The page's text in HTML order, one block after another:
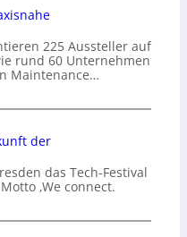
225 Aussteller auf
rund 60 Unternehmen
Maintenance…
der
das Tech-Festival
‚We connect.